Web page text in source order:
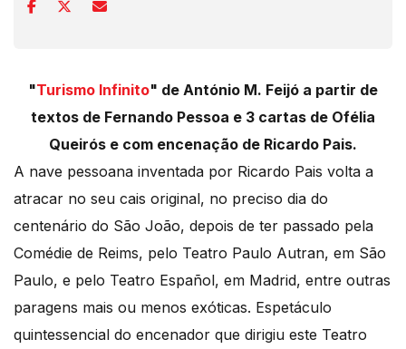
"Turismo Infinito" de António M. Feijó a partir de
textos de Fernando Pessoa e 3 cartas de Ofélia
Queirós e com encenação de Ricardo Pais.
A nave pessoana inventada por Ricardo Pais volta a
atracar no seu cais original, no preciso dia do
centenário do São João, depois de ter passado pela
Comédie de Reims, pelo Teatro Paulo Autran, em São
Paulo, e pelo Teatro Español, em Madrid, entre outras
paragens mais ou menos exóticas. Espetáculo
quintessencial do encenador que dirigiu este Teatro